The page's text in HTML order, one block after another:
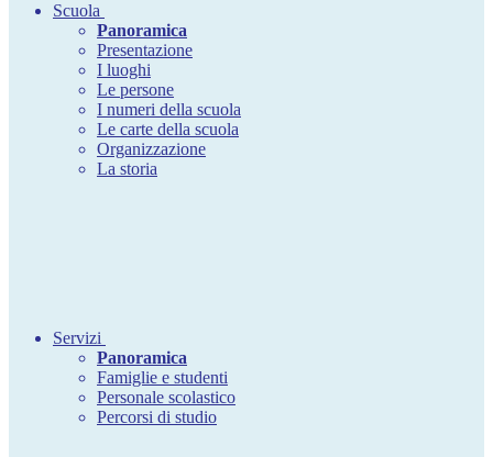
Scuola
Panoramica
Presentazione
I luoghi
Le persone
I numeri della scuola
Le carte della scuola
Organizzazione
La storia
Servizi
Panoramica
Famiglie e studenti
Personale scolastico
Percorsi di studio